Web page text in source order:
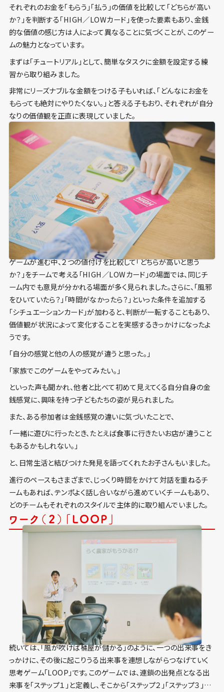
それぞれのお金を「もらう」「払う」の価値を比較して「どちらが高い
か？」を判断する「HIGH／LOWカード」を使った要素もあり、金銭
的な価値の感じ方は人によって異なることに気づくことが、このゲー
ムの魅力となっています。
まずは「チュートリアル」として、簡単なタスクに金額を設定する練
習から取り組みました。
非常にリーズナブルな金額をつける子もいれば、「どんなにお金を
もらっても絶対にやりたくない。」と答える子もおり、それぞれが自分
なりの価値観を正直に表現していました。
ゲームが進む中、２つの値付けを比較して「どちらが高いと思う
か？」をチームで考える「HIGH／LOWカード」の場面では、同じチ
ーム内でも意見が分かれる場面が多く見られました。さらに、「風邪
をひいていたら？」「時間がなかったら？」といった条件を追加する
「シチュエーションカード」が加わると、判断が一転することもあり、
価値観が状況によって変化することを実感するきっかけになったよ
うです。
「自分の感覚と他の人の感覚が違うと思った。」
「家族でこのゲームをやってみたい。」
といった声も聞かれ、他者と比べて初めて見えてくる自分自身の金
銭感覚に、興味を持つ子どもたちの姿が見られました。
また、ある参加者は金銭感覚の違いに気づいたことで、
「一緒に遊びに行ったとき、たとえば食事に行きたいお店が違うこと
もあるかもしれない。」
と、日常生活と結びつけた発見を語ってくれたお子さんもいました。
進行のペースもさまざまで、じっくり時間をかけて対話を重ねるチ
ームもあれば、テンポよく話し合いながら進めていくチームもあり、
どのチームもそれぞれのスタイルで主体的に取り組んでいました。
ワーク（２）「LOOP」
続いては、「風が吹けば桶屋が儲かる」のように、一つの出来事をき
っかけに、その後に起こりうる出来事を連想しながらつなげていく
思考ゲーム「LOOP」です。このゲームでは、連鎖の出発点となる出
来事を「ステップ１」と定義し、そこから「ステップ２」「ステップ３」…